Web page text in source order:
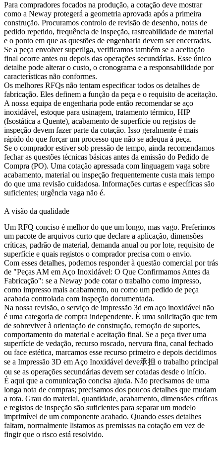
Para compradores focados na produção, a cotação deve mostrar
como a Neway protegerá a geometria aprovada após a primeira
construção. Procuramos controlo de revisão de desenho, notas de
pedido repetido, frequência de inspeção, rastreabilidade de material
e o ponto em que as questões de engenharia devem ser encerradas.
Se a peça envolversuperliga, verificamos também se a aceitação
final ocorre antes ou depois das operações secundárias. Esse único
detalhe pode alterar o custo, o cronograma e a responsabilidade por
características não conformes.
Os melhores RFQs não tentam especificar todos os detalhes de
fabricação. Eles definem a função da peça e o requisito de aceitação.
A nossa equipa de engenharia pode então recomendar se aço
inoxidável, estoque para usinagem, tratamento térmico, HIP
(Isostática a Quente), acabamento de superfície ou registos de
inspeção devem fazer parte da cotação. Isso geralmente é mais
rápido do que forçar um processo que não se adequa à peça.
Se o comprador estiver sob pressão de tempo, ainda recomendamos
fechar as questões técnicas básicas antes da emissão do Pedido de
Compra (PO). Uma cotação apressada com linguagem vaga sobre
acabamento, material ou inspeção frequentemente custa mais tempo
do que uma revisão cuidadosa. Informações curtas e específicas são
suficientes; urgência vaga não é.
A visão da qualidade
Um RFQ conciso é melhor do que um longo, mas vago. Preferimos
um pacote de arquivos curto que declare a aplicação, dimensões
críticas, padrão de material, demanda anual ou por lote, requisito de
superfície e quais registos o comprador precisa com o envio.
Com esses detalhes, podemos responder à questão comercial por trás
de "Peças AM em Aço Inoxidável: O Que Confirmamos Antes da
Fabricação": se a Neway pode cotar o trabalho como impresso,
como impresso mais acabamento, ou como um pedido de peça
acabada controlada com inspeção documentada.
Na nossa revisão, o serviço de impressão 3d em aço inoxidável não
é uma categoria de compra independente. É uma solicitação que tem
de sobreviver à orientação de construção, remoção de suportes,
comportamento do material e aceitação final. Se a peça tiver uma
superfície de vedação, recurso roscado, nervura fina, canal fechado
ou face estética, marcamos esse recurso primeiro e depois decidimos
se a Impressão 3D em Aço Inoxidável deve承担 o trabalho principal
ou se as operações secundárias devem ser cotadas desde o início.
É aqui que a comunicação concisa ajuda. Não precisamos de uma
longa nota de compras; precisamos dos poucos detalhes que mudam
a rota. Grau do material, quantidade, acabamento, dimensões críticas
e registos de inspeção são suficientes para separar um modelo
imprimível de um componente acabado. Quando esses detalhes
faltam, normalmente listamos as premissas na cotação em vez de
fingir que o risco está resolvido.